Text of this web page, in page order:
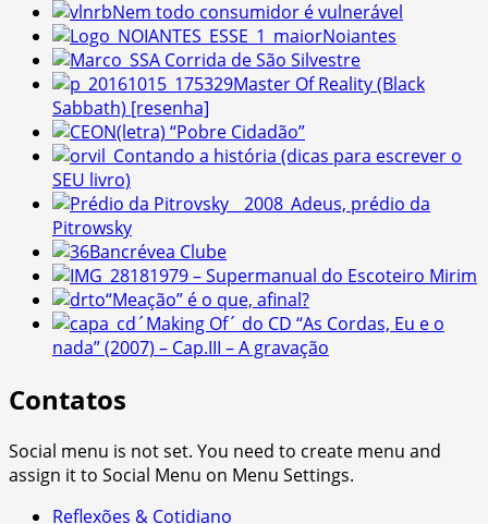
Nem todo consumidor é vulnerável
Noiantes
A Corrida de São Silvestre
Master Of Reality (Black
Sabbath) [resenha]
(letra) “Pobre Cidadão”
Contando a história (dicas para escrever o
SEU livro)
Adeus, prédio da
Pitrowsky
Bancrévea Clube
1979 – Supermanual do Escoteiro Mirim
“Meação” é o que, afinal?
´Making Of´ do CD “As Cordas, Eu e o
nada” (2007) – Cap.III – A gravação
Contatos
Social menu is not set. You need to create menu and
assign it to Social Menu on Menu Settings.
Reflexões & Cotidiano